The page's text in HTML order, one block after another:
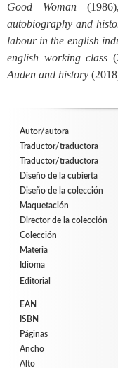
Good Woman
autobiography and
labour in the english
english working class
Auden and history
Autor/autora
Traductor/traductora
Traductor/traductora
Diseño de la cubierta
Diseño de la colección
Maquetación
Director de la colección
Colección
Materia
Idioma
Editorial
EAN
ISBN
Páginas
Ancho
Alto